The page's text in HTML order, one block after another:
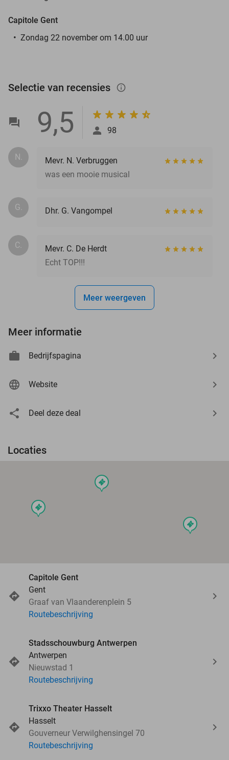
Capitole Gent
Zondag 22 november om 14.00 uur
Selectie van recensies info_outlined
9,5 98
N.
Mevr. N. Verbruggen
was een mooie musical
G. Dhr. G. Vangompel
C.
Mevr. C. De Herdt
Echt TOP!!!
Meer weergeven
Meer informatie
Bedrijfspagina
Website
Deel deze deal
Locaties
events
events
events
Capitole Gent
Gent
Graaf van Vlaanderenplein 5
Routebeschrijving
Stadsschouwburg Antwerpen
Antwerpen
Nieuwstad 1
Routebeschrijving
Trixxo Theater Hasselt
Hasselt
Gouverneur Verwilghensingel 70
Routebeschrijving